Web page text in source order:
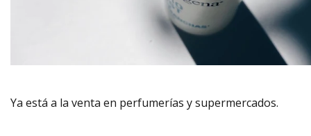
Ya está a la venta en perfumerías y supermercados.